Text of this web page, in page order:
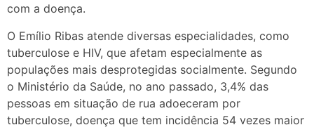
com a doença.
O Emílio Ribas atende diversas especialidades, como
tuberculose e HIV, que afetam especialmente as
populações mais desprotegidas socialmente. Segundo
o Ministério da Saúde, no ano passado, 3,4% das
pessoas em situação de rua adoeceram por
tuberculose, doença que tem incidência 54 vezes maior